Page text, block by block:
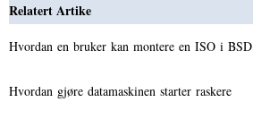
Relatert Artike
Hvordan en bruker kan montere en ISO i BSD
Hvordan gjøre datamaskinen starter raskere